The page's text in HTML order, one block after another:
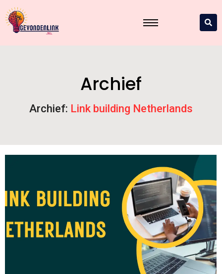
Archief
Archief: Link building Netherlands